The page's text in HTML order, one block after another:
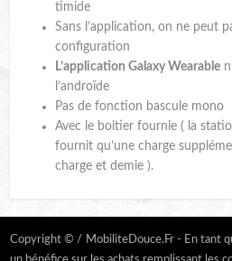
timide
Sans l’application, on ne peut
configuration
L’application Galaxy Wearable
l’androïde
Pas de fonction bascule mono
Avec le boitier fournie ( la
fournit qu’une charge
charge et demie ).
Copyright © / MobiliteDouce.Fr - En tant